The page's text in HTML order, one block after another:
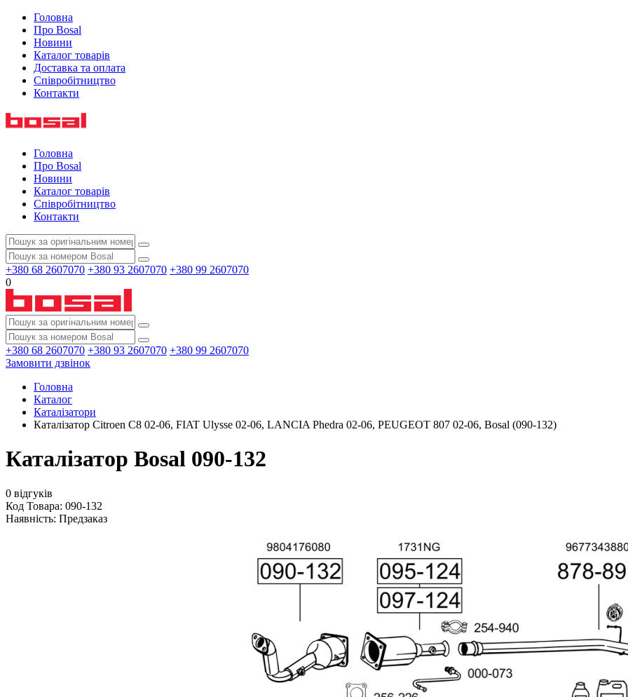
Головна
Про Bosal
Новини
Каталог товарів
Доставка та оплата
Співробітництво
Контакти
Головна
Про Bosal
Новини
Каталог товарів
Співробітництво
Контакти
+380 68 2607070 +380 93 2607070 +380 99 2607070
0
+380 68 2607070 +380 93 2607070 +380 99 2607070
Замовити дзвінок
Головна
Каталог
Каталізатори
Каталізатор Citroen C8 02-06, FIAT Ulysse 02-06, LANCIA Phedra 02-06, PEUGEOT 807 02-06, Bosal (090-132)
Каталізатор Bosal 090-132
0 відгуків
Код Товара: 090-132
Наявність: Предзаказ